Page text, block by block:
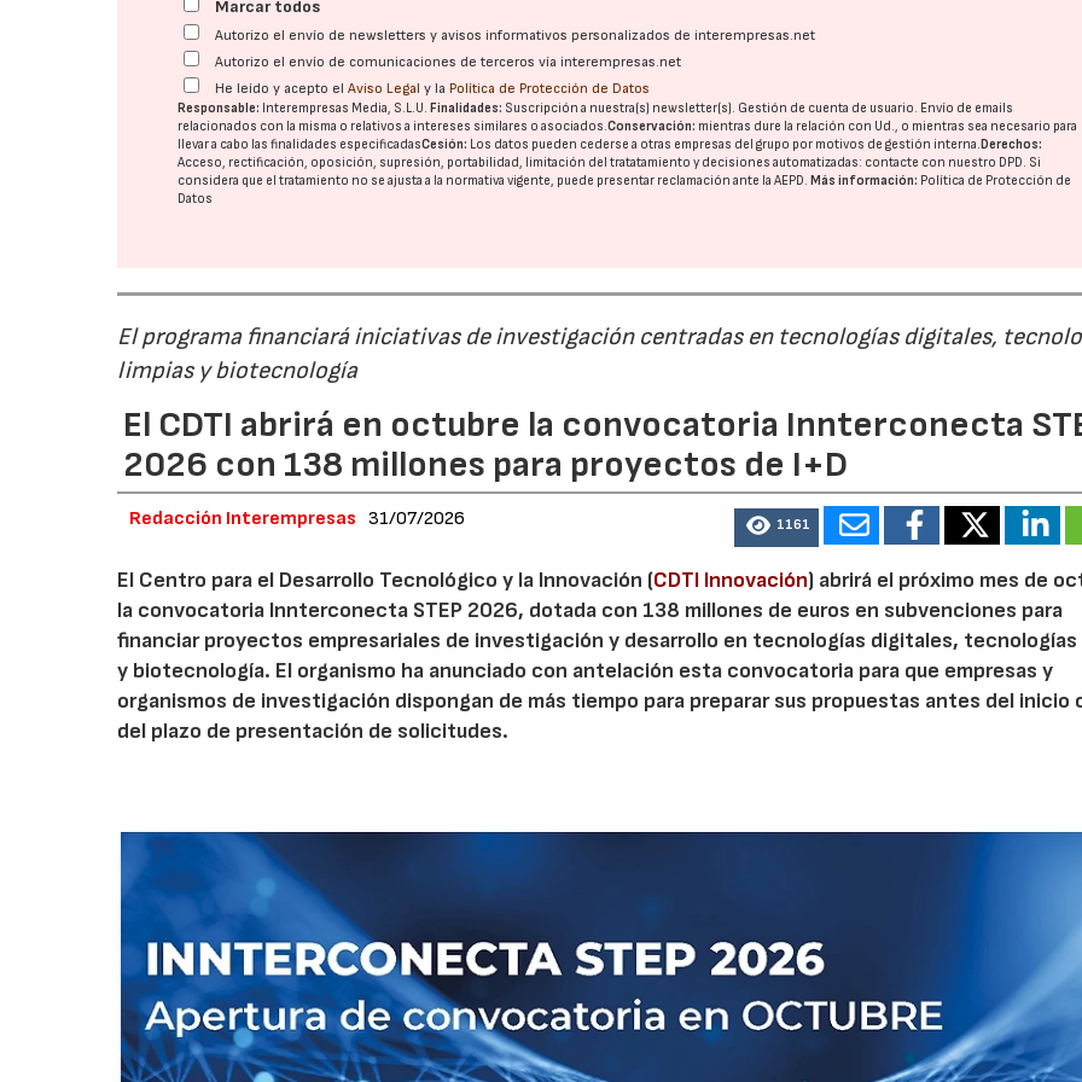
Marcar todos
Autorizo el envío de newsletters y avisos informativos personalizados de interempresas.net
Autorizo el envío de comunicaciones de terceros vía interempresas.net
He leído y acepto elAviso Legal y la Política de Protección de Datos
Responsable: Interempresas Media, S.L.U. Finalidades: Suscripción a nuestra(s) newsletter(s). Gestión de cuenta de usuario. Envío de emails
relacionados con la misma o relativos a intereses similares o asociados.Conservación: mientras dure la relación con Ud., o mientras sea necesario para
llevar a cabo las finalidades especificadasCesión: Los datos pueden cederse a otras empresas del grupo por motivos de gestión interna. Derechos:
Acceso, rectificación, oposición, supresión, portabilidad, limitación del tratatamiento y decisiones automatizadas: contacte con nuestro DPD. Si
considera que el tratamiento no se ajusta a la normativa vigente, puede presentar reclamación ante laAEPD. Más información: Política de Protección de
Datos
El programa financiará iniciativas de investigación centradas en tecnologías digitales,
limpias y biotecnología
El CDTI abrirá en octubre la convocatoria Innterconecta
2026 con 138 millones para proyectos de I+D
Redacción Interempresas 31/07/2026 1161
El Centro para el Desarrollo Tecnológico y la Innovación (CDTI Innovación) abrirá el próximo mes de
la convocatoria Innterconecta STEP 2026, dotada con 138 millones de euros en subvenciones para
financiar proyectos empresariales de investigación y desarrollo en tecnologías digitales, tecnologías
y biotecnología. El organismo ha anunciado con antelación esta convocatoria para que empresas y
organismos de investigación dispongan de más tiempo para preparar sus propuestas antes del inicio
del plazo de presentación de solicitudes.